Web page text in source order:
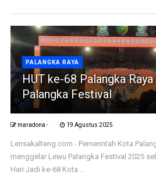
PALANGKA RAYA
HUT ke-68 Palangka
Palangka Festival
maradona - 19 Agustus 2025
Lensakalteng.com - Pemerintah Kota
menggelar Lewu Palangka Festival 2025
Hari Jadi ke-68 Kota ...